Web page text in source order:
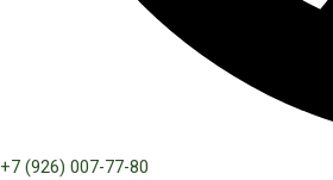
+7 (926) 007-77-80